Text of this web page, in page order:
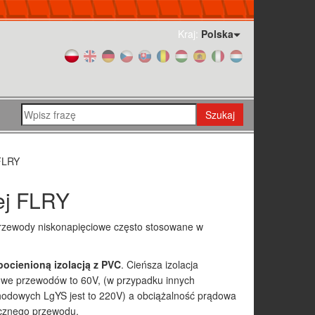
Kraj: Polska
Szukaj
FLRY
niskonapięciowe często stosowane w
izolacją z PVC. Cieńsza izolacja
przewodów to 60V, (w przypadku innych
LgYS jest to 220V) a obciążalność prądowa
przewodu.